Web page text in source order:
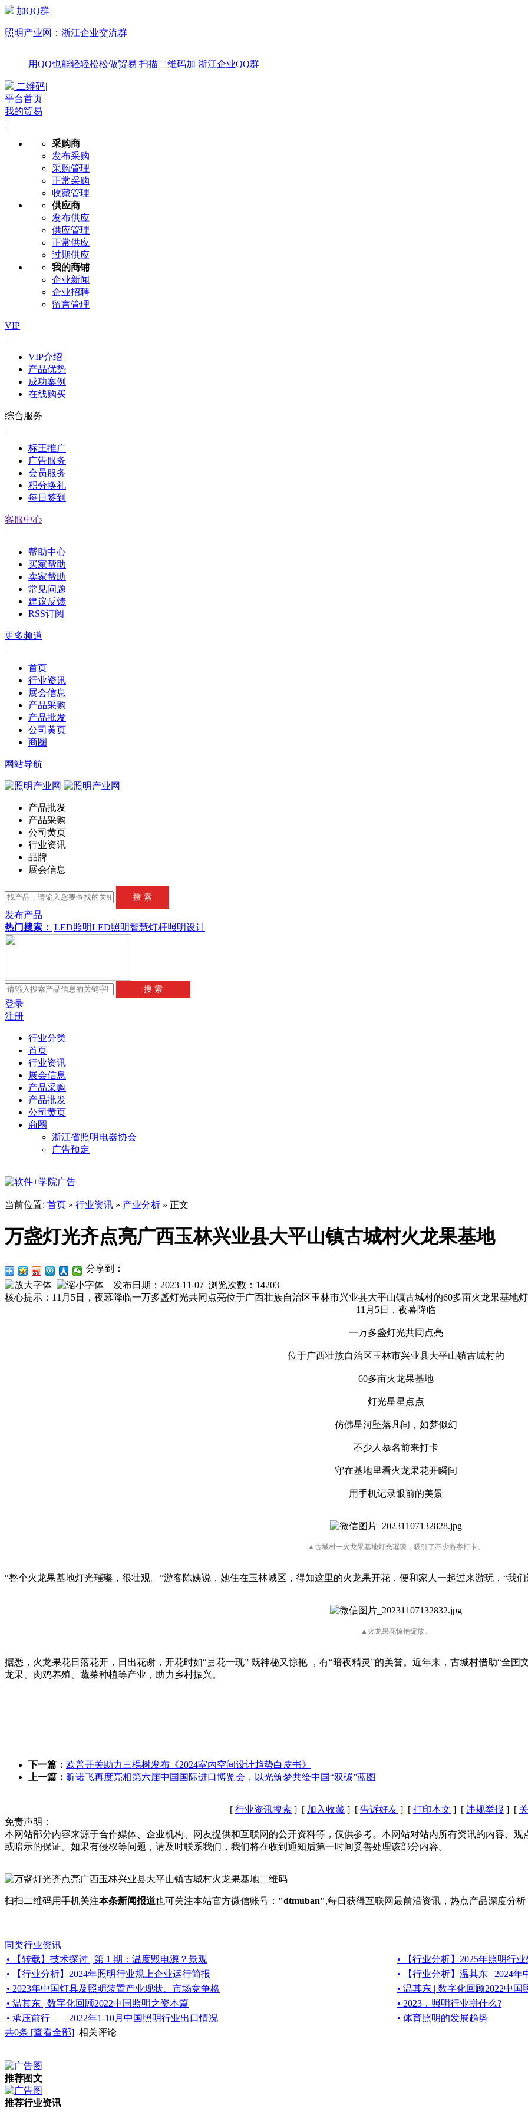
加QQ群|
照明产业网： 浙江企业交流群
用QQ也能轻轻松松做贸易 扫描二维码加 浙江企业QQ群
二维码|
平台首页|
我的贸易
|
采购商
发布采购
采购管理
正常采购
收藏管理
供应商
发布供应
供应管理
正常供应
过期供应
我的商铺
企业新闻
企业招聘
留言管理
VIP
|
VIP介绍
产品优势
成功案例
在线购买
综合服务
|
标王推广
广告服务
会员服务
积分换礼
每日签到
客服中心
|
帮助中心
买家帮助
卖家帮助
常见问题
建议反馈
RSS订阅
更多频道
|
首页
行业资讯
展会信息
产品采购
产品批发
公司黄页
商圈
网站导航
产品批发
产品采购
公司黄页
行业资讯
品牌
展会信息
发布产品
热门搜索： LED照明LED照明智慧灯杆照明设计
登录
注册
行业分类
首页
行业资讯
展会信息
产品采购
产品批发
公司黄页
商圈
浙江省照明电器协会
广告预定
当前位置: 首页 » 行业资讯 » 产业分析 » 正文
万盏灯光齐点亮广西玉林兴业县大平山镇古城村火龙果基地
分享到：
发布日期：2023-11-07 浏览次数： 14203
核心提示：11月5日，夜幕降临一万多盏灯光共同点亮位于广西壮族自治区玉林市兴业县大平山镇古城村的60多亩火龙果基地
11月5日，夜幕降临
一万多盏灯光共同点亮
位于广西壮族自治区玉林市兴业县大平山镇古城村的
60多亩火龙果基地
灯光星星点点
仿佛星河坠落凡间，如梦似幻
不少人慕名前来打卡
守在基地里看火龙果花开瞬间
用手机记录眼前的美景
▲古城村一火龙果基地灯光璀璨，吸引了不少游客打卡。
“整个火龙果基地灯光璀璨，很壮观。”游客陈姨说，她住在玉林城区，得知这里的火龙果开花，便和家人一起过来游玩，“我
▲火龙果花惊艳绽放。
据悉，火龙果花日落花开，日出花谢，开花时如“昙花一现” 既神秘又惊艳 ，有“暗夜精灵”的美誉。近年来，古城村借助“全
龙果、肉鸡养殖、蔬菜种植等产业，助力乡村振兴。
下一篇： 欧普开关助力三棵树发布《2024室内空间设计趋势白皮书》
上一篇： 昕诺飞再度亮相第六届中国国际进口博览会，以光筑梦共绘中国“双碳”蓝图
[ 行业资讯搜索 ] [ 加入收藏 ] [ 告诉好友 ] [ 打印本文 ] [ 违规举报 ] [
免责声明：
本网站部分内容来源于合作媒体、企业机构、网友提供和互联网的公开资料等，仅供参考。本网站对站内所有资讯的内容、
或暗示的保证。如果有侵权等问题，请及时联系我们，我们将在收到通知后第一时间妥善处理该部分内容。
扫扫二维码用手机关注本条新闻报道也可关注本站官方微信账号： "dtmuban",每日获得互联网最前沿资讯，热点产品深度分析
同类行业资讯
• 【转载】技术探讨 | 第 1 期：温度毁电源？景观
• 【行业分析】2025年照明行
• 【行业分析】2024年照明行业规上企业运行简报
• 【行业分析】温其东 | 2024年
• 2023年中国灯具及照明装置产业现状、市场竞争格
• 温其东 | 数字化回顾2022中国
• 温其东 | 数字化回顾2022中国照明之资本篇
• ​2023，照明行业拼什么?
• 承压前行——2022年1-10月中国照明行业出口情况
• 体育照明的发展趋势
共0条 [查看全部] 相关评论
推荐图文
推荐行业资讯